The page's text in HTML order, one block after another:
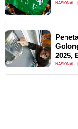
NASIONAL
2025,
NASIONAL